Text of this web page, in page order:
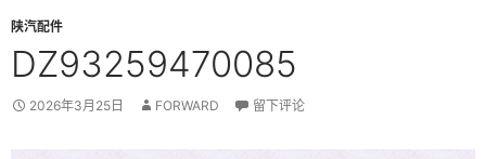
陕汽配件
DZ93259470085
2026年3月25日 FORWARD 留下评论